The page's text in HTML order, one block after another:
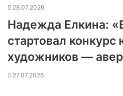
28.07.2026
Надежда Елкина:
стартовал
художников —
27.07.2026